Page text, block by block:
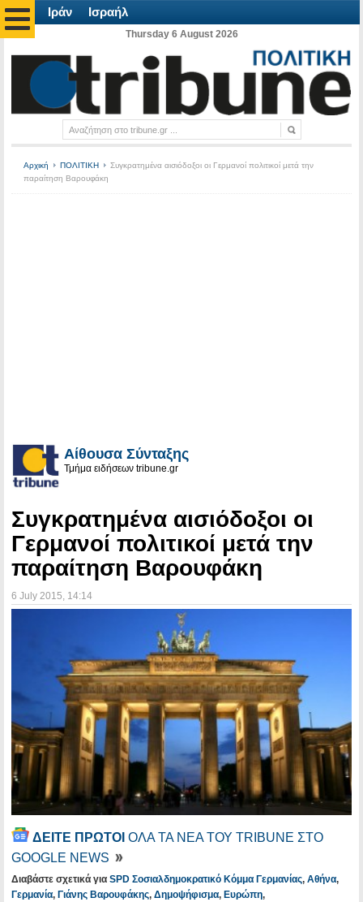
Ιράν Ισραήλ
Thursday 6 August 2026
Αρχική ΠΟΛΙΤΙΚΗ
Συγκρατημένα αισιόδοξοι οι Γερμανοί πολιτικοί μετά την
παραίτηση Βαρουφάκη
Αίθουσα Σύνταξης
Τμήμα ειδήσεων tribune.gr
Συγκρατημένα αισιόδοξοι οι
Γερμανοί πολιτικοί μετά την
παραίτηση Βαρουφάκη
6 July 2015 , 14:14
ΔΕΙΤΕ ΠΡΩΤΟΙ ΟΛΑ ΤΑ ΝΕΑ ΤΟΥ TRIBUNE ΣΤΟ
GOOGLE NEWS
Διαβάστε σχετικά για SPD Σοσιαλδημοκρατικό Κόμμα Γερμανίας, Αθήνα,
Γερμανία, Γιάνης Βαρουφάκης, Δημοψήφισμα, Ευρώπη,